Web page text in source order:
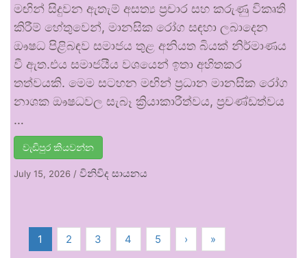
මඟින් සිදුවන ඇතැම් අසත්‍ය ප්‍රචාර සහ කරුණු විකෘති
කිරීම් හේතුවෙන්, මානසික රෝග සඳහා ලබාදෙන
ඖෂධ පිළිබඳව සමාජය තුළ අනියත බියක් නිර්මාණය
වී ඇත.එය සමාජයීය වශයෙන් ඉතා අහිතකර
තත්වයකි. මෙම සටහන මඟින් ප්‍රධාන මානසික රෝග
නාශක ඖෂධවල සැබෑ ක්‍රියාකාරීත්වය, ප්‍රචණ්ඩත්වය
…
වැඩිපුර කියවන්න
July 15, 2026 / විනිවිද සායනය
1 2 3 4 5 › »